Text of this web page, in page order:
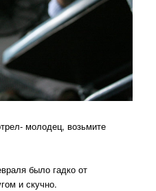
молодец, возьмите
было гадко от
и скучно.